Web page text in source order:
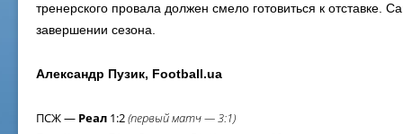
тренерского провала должен смело готовиться к отставке.
завершении сезона.
Александр Пузик, Football.ua
ПСЖ — Реал 1:2(первый матч — 3:1)